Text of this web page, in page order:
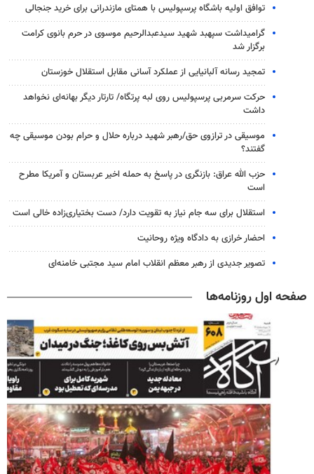
توافق اولیه باشگاه پرسپولیس با همتای مازندرانی برای خرید جنجالی
گرامیداشت سپهبد شهید سیدعبدالرحیم موسوی در حرم بانوی کرامت
برگزار شد
تمجید رسانه آلبانیایی از عملکرد آسانی مقابل استقلال خوزستان
حرکت سرمربی پرسپولیس روی لبه پرتگاه/ تارتار دیگر بهانه‌ای نخواهد
داشت
موسیقی در ترازوی حق/رهبر شهید درباره حلال و حرام بودن موسیقی چه
گفتند؟
حزب الله عراق: بازنگری در پاسخ به حمله اخیر عربستان و آمریکا مطرح
است
استقلال برای سه جام نیاز به تقویت دارد/ دست بختیاری‌زاده خالی است
احضار خرازی به دادگاه ویژه روحانیت
تصویر جدیدی از رهبر معظم انقلاب امام سید مجتبی خامنه‌ای
صفحه اول روزنامه‌ها